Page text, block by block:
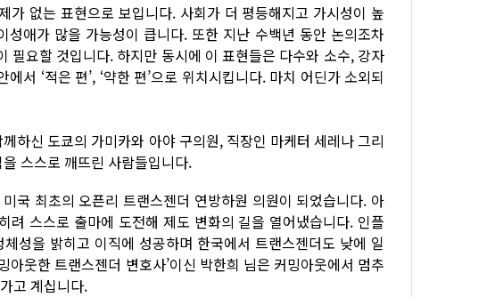
가 없는 표현으로 보입니다. 사회가 더 평등해지고 가시성이 높
애가 많을 가능성이 큽니다. 또한 지난 수백년 동안 논의조차
필요할 것입니다. 하지만 동시에 이 표현들은 다수와 소수, 강자
서 ‘적은 편’, ‘약한 편’으로 위치시킵니다. 마치 어딘가 소외되
신 도쿄의 가미카와 아야 구의원, 직장인 마케터 세레나 그리
스스로 깨뜨린 사람들입니다.
국 최초의 오픈리 트랜스젠더 연방하원 의원이 되었습니다. 아
려 스스로 출마에 도전해 제도 변화의 길을 열어냈습니다. 인플
성을 밝히고 이직에 성공하며 한국에서 트랜스젠더도 낮에 일
아웃한 트랜스젠더 변호사’이신 박한희 님은 커밍아웃에서 멈추
고 계십니다.